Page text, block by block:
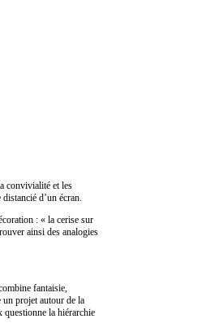
convivialité et les
d’un écran.
: « la cerise sur
ainsi des analogies
fantaisie,
un projet autour de la
questionne la hiérarchie